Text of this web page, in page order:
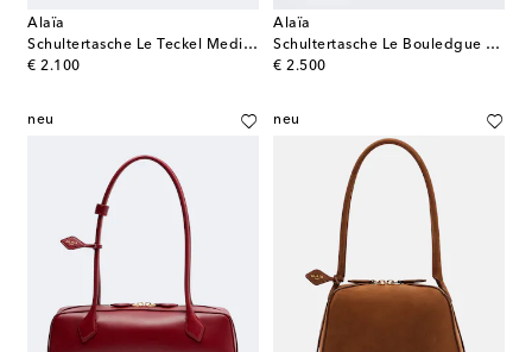
Alaïa
Schultertasche Le Teckel Medium
€ 2.100
original price
Alaïa
Schultertasche Le Bouledgue Medium aus Leder
€ 2.500
original price
neu neu